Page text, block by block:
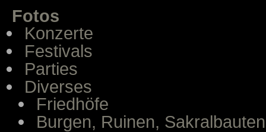
Fotos
Konzerte
Festivals
Parties
Diverses
Friedhöfe
Burgen, Ruinen, Sakralbauten